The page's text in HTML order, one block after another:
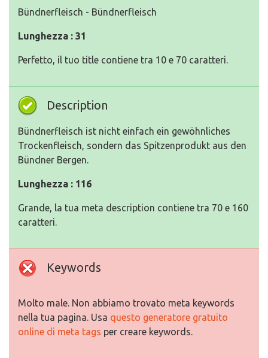
Bündnerfleisch - Bündnerfleisch
Lunghezza : 31
Perfetto, il tuo title contiene tra 10 e 70 caratteri.
Description
Bündnerfleisch ist nicht einfach ein gewöhnliches
Trockenfleisch, sondern das Spitzenprodukt aus den
Bündner Bergen.
Lunghezza : 116
Grande, la tua meta description contiene tra 70 e 160
caratteri.
Keywords
Molto male. Non abbiamo trovato meta keywords
nella tua pagina. Usa questo generatore gratuito
online di meta tags per creare keywords.